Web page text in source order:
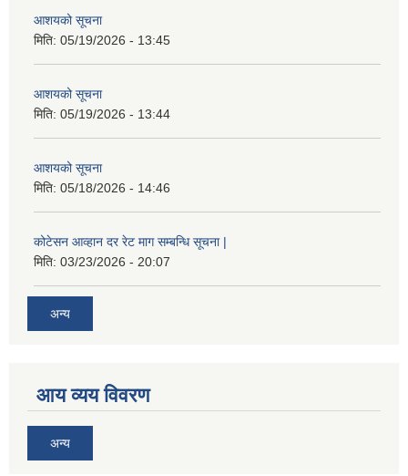
आशयको सूचना
मिति: 05/19/2026 - 13:45
आशयको सूचना
मिति: 05/19/2026 - 13:44
आशयको सूचना
मिति: 05/18/2026 - 14:46
कोटेसन आव्हान दर रेट माग सम्बन्धि सूचना |
मिति: 03/23/2026 - 20:07
अन्य
आय व्यय विवरण
अन्य